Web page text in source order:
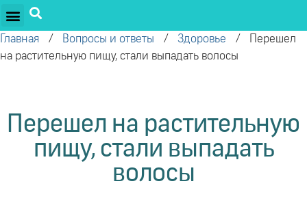
Главная / Вопросы и ответы / Здоровье /
Перешел
на растительную пищу, стали выпадать волосы
Перешел на растительную
пищу, стали выпадать
волосы